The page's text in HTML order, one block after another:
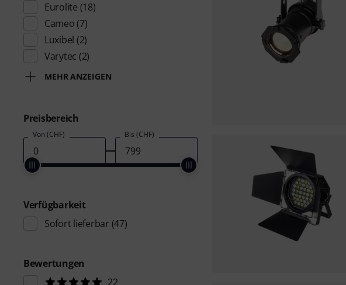
Eurolite (18)
Cameo (7)
Luxibel (2)
Varytec (2)
MEHR ANZEIGEN
Preisbereich
Von (CHF) Bis (CHF)
Verfügbarkeit
Sofort lieferbar (47)
Bewertungen
22